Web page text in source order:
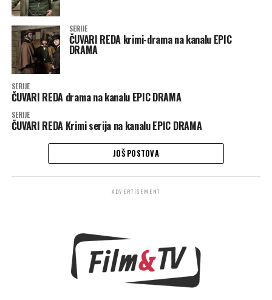
SERIJE
ČUVARI REDA krimi-drama na kanalu EPIC
DRAMA
SERIJE
ČUVARI REDA drama na kanalu EPIC DRAMA
SERIJE
ČUVARI REDA Krimi serija na kanalu EPIC DRAMA
JOŠ POSTOVA
ADVERTISEMENT